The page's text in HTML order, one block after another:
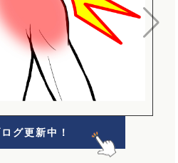
グ更新中！